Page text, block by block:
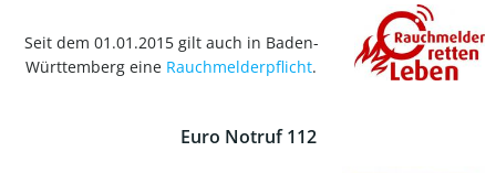
Seit dem 01.01.2015 gilt auch in Baden-
Württemberg eine Rauchmelderpflicht.
Euro Notruf 112